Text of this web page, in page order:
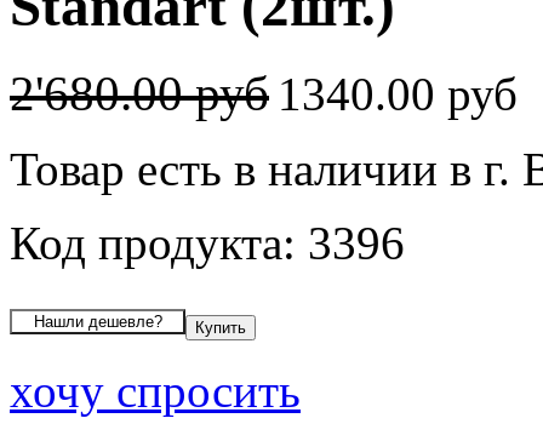
2'680.00 руб 1340.00 руб
Товар есть в наличии в г.
Код продукта: 3396
хочу спросить